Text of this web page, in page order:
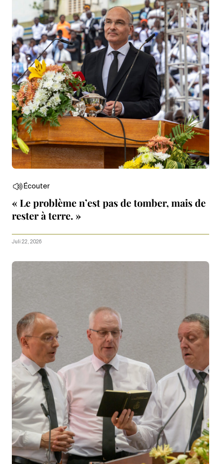
Écouter
« Le problème n’est pas de tomber, mais de
rester à terre. »
Juli 22, 2026